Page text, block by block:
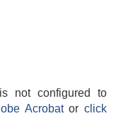
not configured to
Acrobatorclick